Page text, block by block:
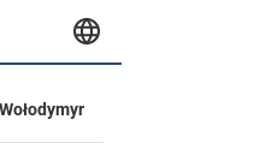
Wołodymyr